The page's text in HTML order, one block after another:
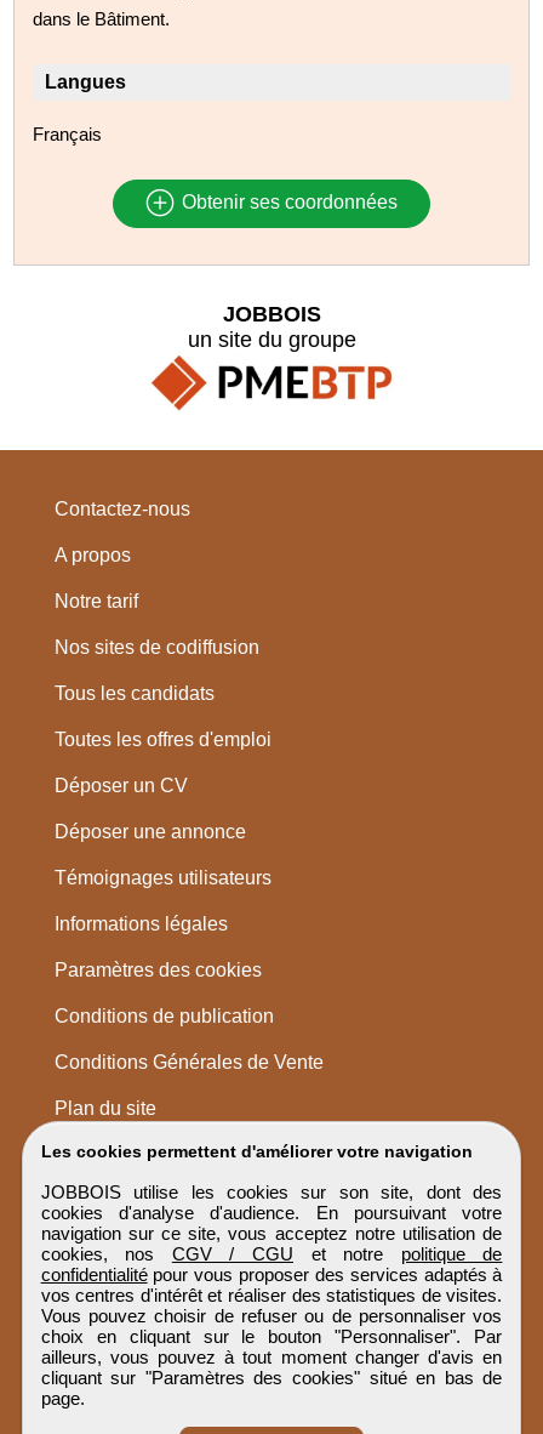
dans le Bâtiment.
Langues
Français
Obtenir ses coordonnées
Les cookies permettent d'améliorer votre navigation
JOBBOIS utilise les cookies sur son site, dont des
cookies d'analyse d'audience. En poursuivant votre
navigation sur ce site, vous acceptez notre utilisation de
cookies, nos CGV / CGU et notre politique de
confidentialitépour vous proposer des services adaptés à
vos centres d'intérêt et réaliser des statistiques de visites.
Vous pouvez choisir de refuser ou de personnaliser vos
choix en cliquant sur le bouton "Personnaliser". Par
ailleurs, vous pouvez à tout moment changer d'avis en
cliquant sur "Paramètres des cookies" situé en bas de
page.
JOBBOIS
un site du groupe
Contactez-nous
A propos
Notre tarif
Nos sites de codiffusion
Tous les candidats
Toutes les offres d'emploi
Déposer un CV
Déposer une annonce
Témoignages utilisateurs
Informations légales
Paramètres des cookies
Conditions de publication
Conditions Générales de Vente
Plan du site